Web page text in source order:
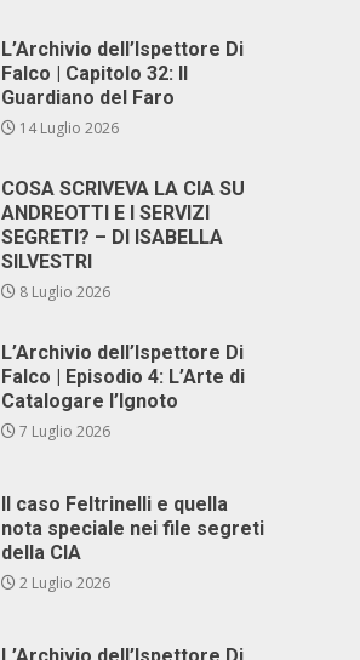
L’Archivio dell’Ispettore Di
Falco | Capitolo 32: Il
Guardiano del Faro
14 Luglio 2026
COSA SCRIVEVA LA CIA SU
ANDREOTTI E I SERVIZI
SEGRETI? – DI ISABELLA
SILVESTRI
8 Luglio 2026
L’Archivio dell’Ispettore Di
Falco | Episodio 4: L’Arte di
Catalogare l’Ignoto
7 Luglio 2026
Il caso Feltrinelli e quella
nota speciale nei file segreti
della CIA
2 Luglio 2026